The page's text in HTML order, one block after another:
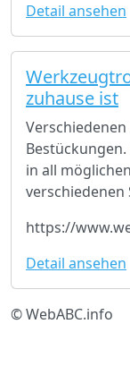
Detail ansehen
zuhause ist
in all
https://
Detail ansehen
© WebABC.info